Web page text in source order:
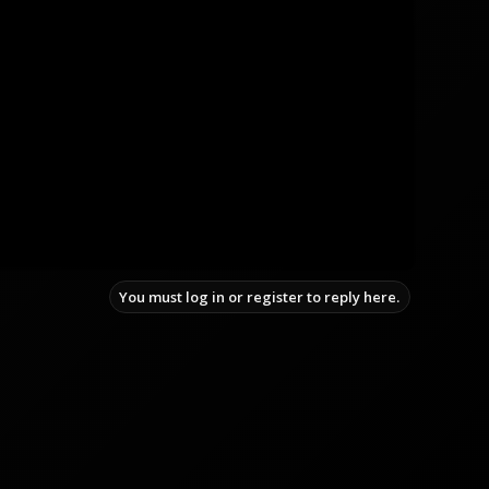
You must log in or register to reply here.